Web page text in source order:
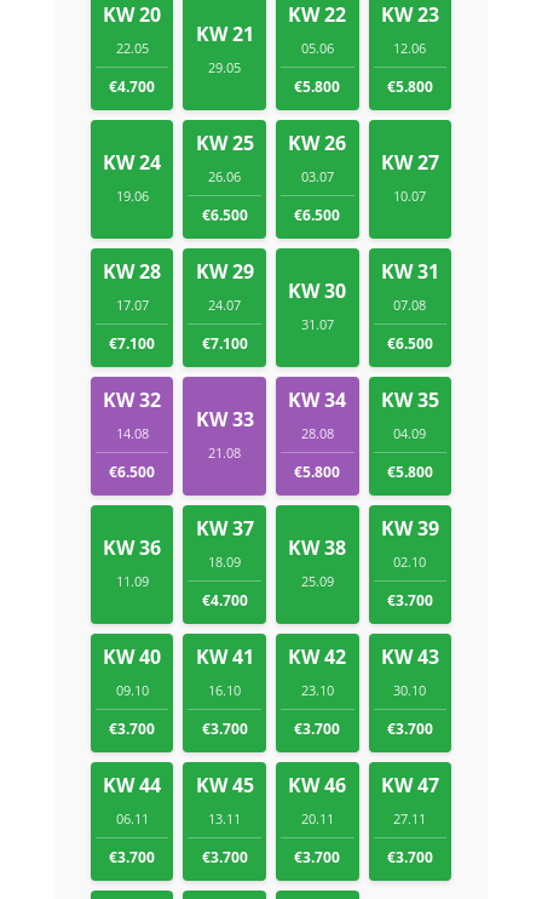
KW 20
22.05
€4.700
KW 21
29.05
KW 22
05.06
€5.800
KW 23
12.06
€5.800
KW 24
19.06
KW 25
26.06
€6.500
KW 26
03.07
€6.500
KW 27
10.07
KW 28
17.07
€7.100
KW 29
24.07
€7.100
KW 30
31.07
KW 31
07.08
€6.500
KW 32
14.08
€6.500
KW 33
21.08
KW 34
28.08
€5.800
KW 35
04.09
€5.800
KW 36
11.09
KW 37
18.09
€4.700
KW 38
25.09
KW 39
02.10
€3.700
KW 40
09.10
€3.700
KW 41
16.10
€3.700
KW 42
23.10
€3.700
KW 43
30.10
€3.700
KW 44
06.11
€3.700
KW 45
13.11
€3.700
KW 46
20.11
€3.700
KW 47
27.11
€3.700